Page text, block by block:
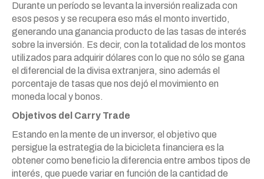
Durante un período se levanta la inversión realizada con
esos pesos y se recupera eso más el monto invertido,
generando una ganancia producto de las tasas de interés
sobre la inversión. Es decir, con la totalidad de los montos
utilizados para adquirir dólares con lo que no sólo se gana
el diferencial de la divisa extranjera, sino además el
porcentaje de tasas que nos dejó el movimiento en
moneda local y bonos.
Objetivos del Carry Trade
Estando en la mente de un inversor, el objetivo que
persigue la estrategia de la bicicleta financiera es la
obtener como beneficio la diferencia entre ambos tipos de
interés, que puede variar en función de la cantidad de